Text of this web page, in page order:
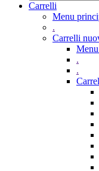
Carrelli
Menu
.
Carrelli
.
.